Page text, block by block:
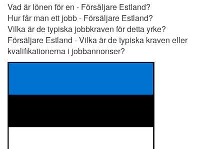
Vad är lönen för en - Försäljare Estland?
Hur får man ett jobb - Försäljare Estland?
Vilka är de typiska jobbkraven för detta yrke?
Försäljare Estland - Vilka är de typiska kraven eller
kvalifikationerna i jobbannonser?